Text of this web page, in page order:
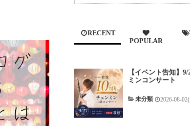
RECENT
POPULAR
【イベント告知】
ミンコンサート
未分類 2026-08-